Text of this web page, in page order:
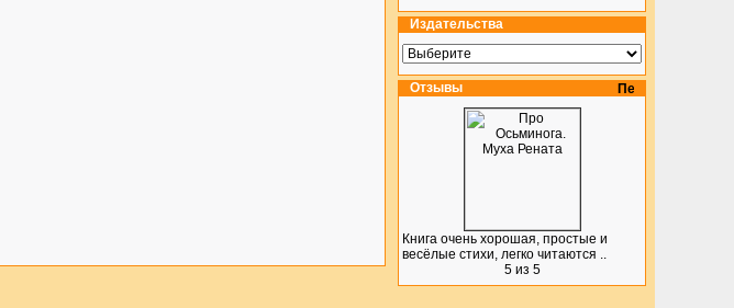
Издательства
Отзывы
Книга очень хорошая, простые и
весёлые стихи, легко читаются ..